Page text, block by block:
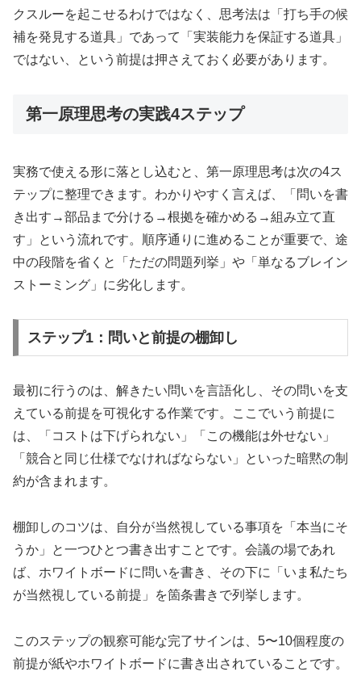
クスルーを起こせるわけではなく、思考法は「打ち手の候
補を発見する道具」であって「実装能力を保証する道具」
ではない、という前提は押さえておく必要があります。
第一原理思考の実践4ステップ
実務で使える形に落とし込むと、第一原理思考は次の4ス
テップに整理できます。わかりやすく言えば、「問いを書
き出す→部品まで分ける→根拠を確かめる→組み立て直
す」という流れです。順序通りに進めることが重要で、途
中の段階を省くと「ただの問題列挙」や「単なるブレイン
ストーミング」に劣化します。
ステップ1：問いと前提の棚卸し
最初に行うのは、解きたい問いを言語化し、その問いを支
えている前提を可視化する作業です。ここでいう前提に
は、「コストは下げられない」「この機能は外せない」
「競合と同じ仕様でなければならない」といった暗黙の制
約が含まれます。
棚卸しのコツは、自分が当然視している事項を「本当にそ
うか」と一つひとつ書き出すことです。会議の場であれ
ば、ホワイトボードに問いを書き、その下に「いま私たち
が当然視している前提」を箇条書きで列挙します。
このステップの観察可能な完了サインは、5〜10個程度の
前提が紙やホワイトボードに書き出されていることです。